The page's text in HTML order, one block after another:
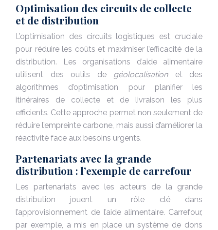
Optimisation des circuits de collecte
et de distribution
L’optimisation des circuits logistiques est cruciale
pour réduire les coûts et maximiser l’efficacité de la
distribution. Les organisations d’aide alimentaire
utilisent des outils de géolocalisation et des
algorithmes d’optimisation pour planifier les
itinéraires de collecte et de livraison les plus
efficients. Cette approche permet non seulement de
réduire l’empreinte carbone, mais aussi d’améliorer la
réactivité face aux besoins urgents.
Partenariats avec la grande
distribution : l’exemple de carrefour
Les partenariats avec les acteurs de la grande
distribution jouent un rôle clé dans
l’approvisionnement de l’aide alimentaire. Carrefour,
par exemple, a mis en place un système de dons